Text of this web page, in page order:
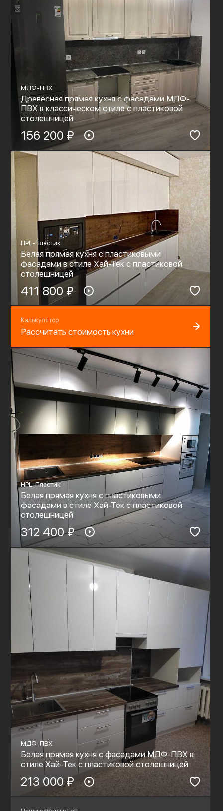
МДФ-ПВХ
Древесная прямая кухня с фасадами МДФ-
ПВХ в классическом стиле с пластиковой
столешницей
156 200 ₽
HPL-Пластик
Белая прямая кухня с пластиковыми
фасадами в стиле Хай-Тек с пластиковой
столешницей
411 800 ₽
Калькулятор
Рассчитать стоимость кухни
HPL-Пластик
Белая прямая кухня с пластиковыми
фасадами в стиле Хай-Тек с пластиковой
столешницей
312 400 ₽
МДФ-ПВХ
Белая прямая кухня с фасадами МДФ-ПВХ в
стиле Хай-Тек с пластиковой столешницей
213 000 ₽